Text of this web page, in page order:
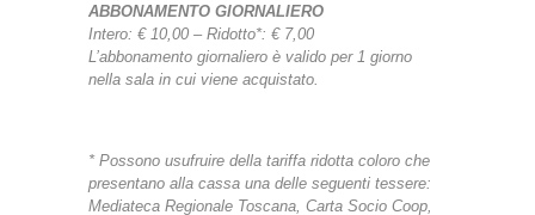
ABBONAMENTO GIORNALIERO
Intero: € 10,00 – Ridotto*: € 7,00
L’abbonamento giornaliero è valido per 1 giorno
nella sala in cui viene acquistato.
* Possono usufruire della tariffa ridotta coloro che
presentano alla cassa una delle seguenti tessere:
Mediateca Regionale Toscana, Carta Socio Coop,